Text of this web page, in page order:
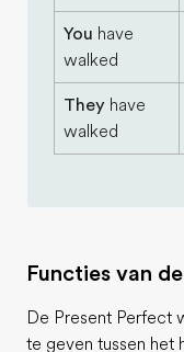
You have
walked
They have
walked
Functies van
De Present Perfect
te geven tussen het